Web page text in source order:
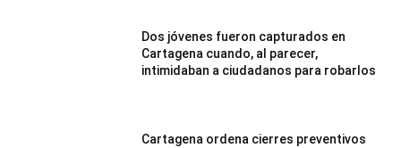
Dos jóvenes fueron capturados en
Cartagena cuando, al parecer,
intimidaban a ciudadanos para robarlos
Cartagena ordena cierres preventivos